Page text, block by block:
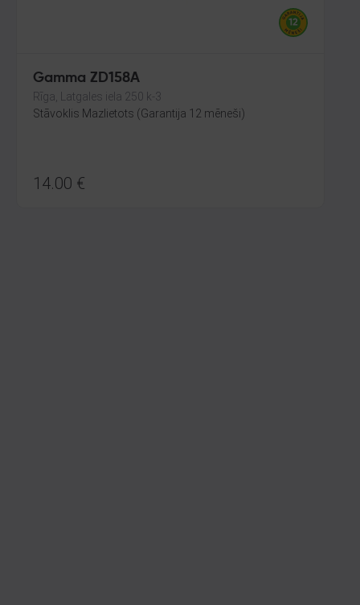
Gamma ZD158A
Rīga, Latgales iela 250 k-3
Stāvoklis Mazlietots (Garantija 12 mēneši)
14.00 €